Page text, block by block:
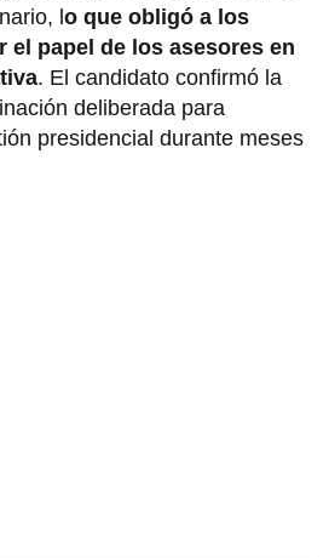
lo que obligó a los
el papel de los asesores en
. El candidato confirmó la
deliberada para
presidencial durante meses